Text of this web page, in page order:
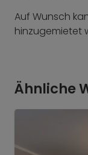
Auf Wunsch
hinzugemietet
Ähnliche